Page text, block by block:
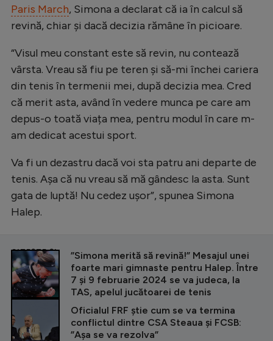
Paris March, Simona a declarat că ia în calcul să
revină, chiar și dacă decizia rămâne în picioare.
“Visul meu constant este să revin, nu contează
vârsta. Vreau să fiu pe teren și să-mi închei cariera
din tenis în termenii mei, după decizia mea. Cred
că merit asta, având în vedere munca pe care am
depus-o toată viața mea, pentru modul în care m-
am dedicat acestui sport.
Va fi un dezastru dacă voi sta patru ani departe de
tenis. Așa că nu vreau să mă gândesc la asta. Sunt
gata de luptă! Nu cedez ușor”, spunea Simona
Halep.
CITEȘTE ȘI
”Simona merită să revină!” Mesajul unei
foarte mari gimnaste pentru Halep. Între
7 și 9 februarie 2024 se va judeca, la
TAS, apelul jucătoarei de tenis
Oficialul FRF știe cum se va termina
conflictul dintre CSA Steaua și FCSB:
”Așa se va rezolva”